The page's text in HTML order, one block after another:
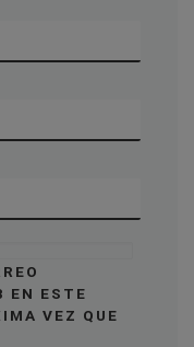
EN ESTE
VEZ QUE